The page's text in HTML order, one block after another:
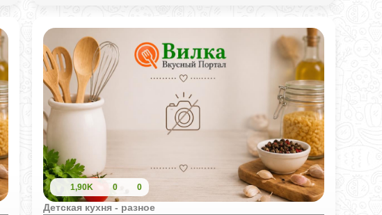
1,90K 0 0
Детская кухня - разное